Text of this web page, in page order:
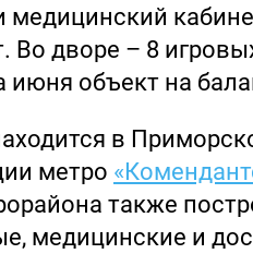
медицинский
Во дворе – 8
объект на
в
метро
также
медицинские и